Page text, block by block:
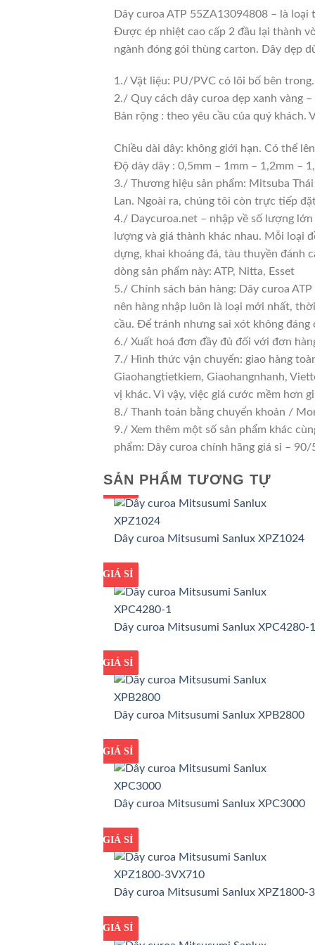
Dây curoa ATP 55ZA13094808 – là loại
Được ép nhiệt cao cấp 2 đầu lại thành
ngành đóng gói thùng carton. Dây dẹp
1./ Vật liệu: PU/PVC có lõi bố bên
2./ Quy cách dây curoa dẹp xanh vàng
Bản rộng : theo yêu cầu của quý
Chiều dài dây: không giới hạn. Có thể
Độ dày dây : 0,5mm – 1mm – 1,2mm –
3./ Thương hiệu sản phẩm: Mitsuba
Lan. Ngoài ra, chúng tôi còn trực tiếp
4./ Daycuroa.net – nhập về số lượng
lượng và giá thành khác nhau. Mỗi loại
dựng, khai khoáng đá, tàu thuyền đánh
dòng sản phẩm này: ATP, Nitta, Esset
5./ Chính sách bán hàng: Dây curoa
nên hàng nhập luôn là loại mới nhất,
cầu. Để tránh nhưng sai xót không
6./ Xuất hoá đơn đầy đủ đối với đơn
7./ Hình thức vận chuyển: giao hàng
Giaohangtietkiem, Giaohangnhanh,
vị khác. Vì vậy, việc giá cước mềm hơn
8./ Thanh toán bằng chuyển khoản /
9./ Xem thêm một số sản phẩm khác
phẩm: Dây curoa chính hãng giá sỉ –
SẢN PHẨM TƯƠNG TỰ
GIÁ TỐT
GIÁ SỈ
Dây curoa Mitsusumi Sanlux XPZ1024
GIÁ TỐT
GIÁ SỈ
Dây curoa Mitsusumi Sanlux XPC4280-1
GIÁ TỐT
GIÁ SỈ
Dây curoa Mitsusumi Sanlux XPB2800
GIÁ TỐT
GIÁ SỈ
Dây curoa Mitsusumi Sanlux XPC3000
GIÁ TỐT
GIÁ SỈ
Dây curoa Mitsusumi Sanlux XPZ1800-
GIÁ TỐT
GIÁ SỈ